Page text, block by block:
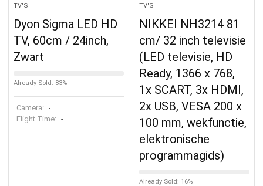
TV'S
Dyon Sigma LED HD
TV, 60cm / 24inch,
Zwart
Already Sold: 83%
Camera: -
Flight Time: -
TV'S
NIKKEI NH3214 81
cm/ 32 inch televisie
(LED televisie, HD
Ready, 1366 x 768,
1x SCART, 3x HDMI,
2x USB, VESA 200 x
100 mm, wekfunctie,
elektronische
programmagids)
Already Sold: 16%